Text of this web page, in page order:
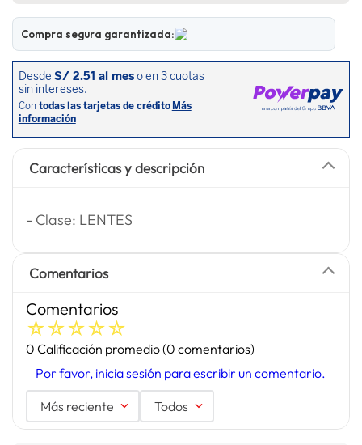
Compra segura garantizada:
Características y descripción
- Clase: LENTES
Comentarios
Comentarios
☆☆☆☆☆
0 Calificación promedio(0 comentarios)
Por favor, inicia sesión para escribir un comentario.
Más reciente Todos